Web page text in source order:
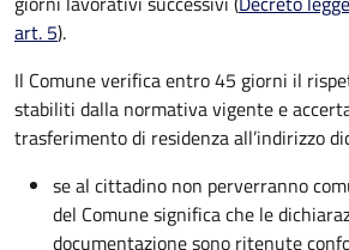
art. 5).
Il Comune verifica entro45 giorni il
stabiliti dalla normativa vigente e
trasferimento di residenza all’indirizzo
se al cittadino non perverranno
del Comune significa che le
documentazione sono ritenute